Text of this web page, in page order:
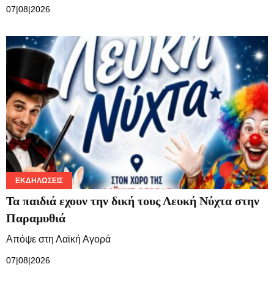
07|08|2026
ΕΚΔΗΛΏΣΕΙΣ
Τα παιδιά εχουν την δική τους Λευκή Νύχτα στην
Παραμυθιά
Απόψε στη Λαϊκή Αγορά
07|08|2026